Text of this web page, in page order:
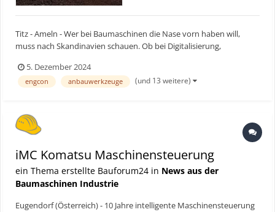
Titz - Ameln - Wer bei Baumaschinen die Nase vorn haben will,
muss nach Skandinavien schauen. Ob bei Digitalisierung,
Technologien für die Baustelle gehen oftmals von den nördlichen
Regionen Europas aus. Was Firmen dort antreibt: mit Bagg...
5. Dezember 2024
engcon anbauwerkzeuge (und 13 weitere)
iMC Komatsu Maschinensteuerung
ein Thema erstellte Bauforum24 in News aus der
Baumaschinen Industrie
Eugendorf (Österreich) - 10 Jahre intelligente Maschinensteuerung